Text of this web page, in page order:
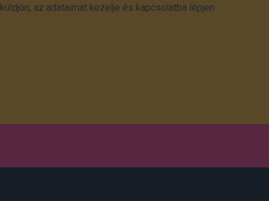
az adataimat kezelje és kapcsolatba lépjen